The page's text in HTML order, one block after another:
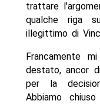
trattare
qualche riga
illegittimo di
Francamente
destato, ancor
per la
Abbiamo